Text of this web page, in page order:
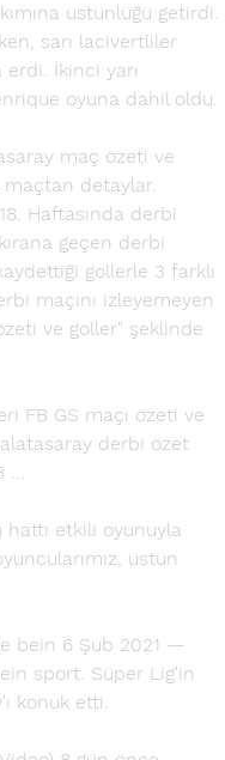
üstünlüğü getirdi.
sarı lacivertliler
erdi. İkinci yarı
oyuna dahil oldu.
maç özeti ve
maçtan detaylar.
Haftasında derbi
geçen derbi
gollerle 3 farklı
maçını izleyemeyen
ve goller" şeklinde
FB GS maçı özeti ve
derbi özet
...
hattı etkili oyunuyla
üstün
bein 6 Şub 2021 —
sport. Süper Lig'in
konuk etti.